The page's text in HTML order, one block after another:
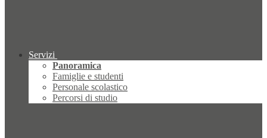
Servizi
Panoramica
Famiglie e studenti
Personale scolastico
Percorsi di studio